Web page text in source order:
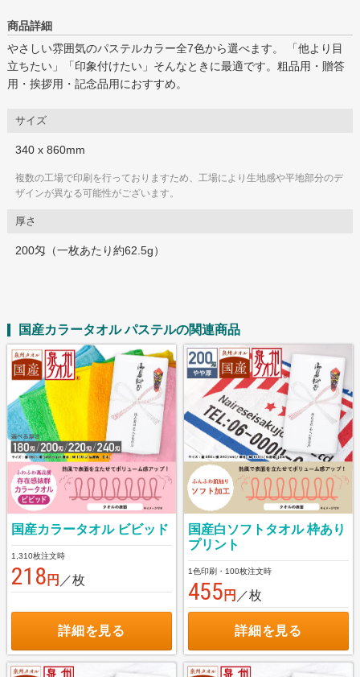
グループサイト
レスタス
名入れカレンダー製作所
お名前シール製作所
商品詳細
やさしい雰囲気のパステルカラー全7色から選べます。 「他より目
立ちたい」「印象付けたい」そんなときに最適です。粗品用・贈答
用・挨拶用・記念品用におすすめ。
サイズ
340 x 860mm
複数の工場で印刷を行っておりますため、工場により生地感や平地部分のデ
ザインが異なる可能性がございます。
厚さ
200匁（一枚あたり約62.5g）
国産カラータオル パステルの関連商品
国産カラータオル ビビッド
1,310枚注文時
218 円 ／枚
詳細を見る
国産白ソフトタオル 枠あり
プリント
1色印刷・100枚注文時
455 円 ／枚
詳細を見る